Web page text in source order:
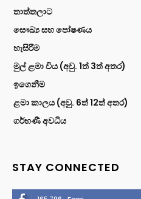
තාත්තලාට
සෞඛ්‍ය සහ පෝෂණය
හැසිරීම
මුල් ළමා විය (අවු. 1ත් 3ත් අතර)
ඉගෙනීම
ළමා කාලය (අවු. 6ත් 12ත් අතර)
ගර්භණී අවධිය
STAY CONNECTED